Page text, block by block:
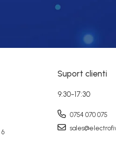
Suport clienti
9:30-17:30
0754 070 075